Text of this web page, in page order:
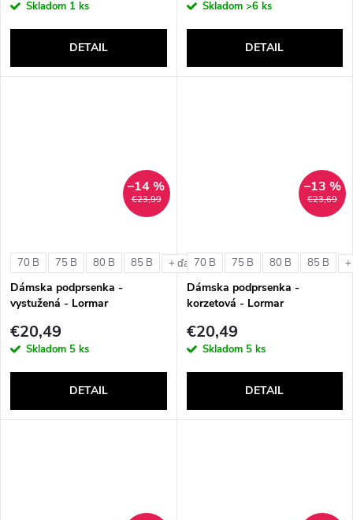
Skladom 1 ks
DETAIL
Skladom >6 ks
DETAIL
€23,99
–14 %
70 B 75 B 80 B 85 B + ďalšie
Dámska podprsenka -
vystužená - Lormar
€20,49
Skladom 5 ks
DETAIL
€23,69
–13 %
70 B 75 B 80 B 85 B
Dámska podprsenka -
korzetová - Lormar
€20,49
Skladom 5 ks
DETAIL